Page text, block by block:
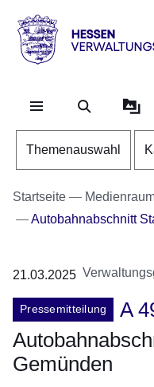
Hessen
Themenauswahl
Startseite
Autobahnabschnitt
21.03.2025
Pressemitteilung
A
Gemünden